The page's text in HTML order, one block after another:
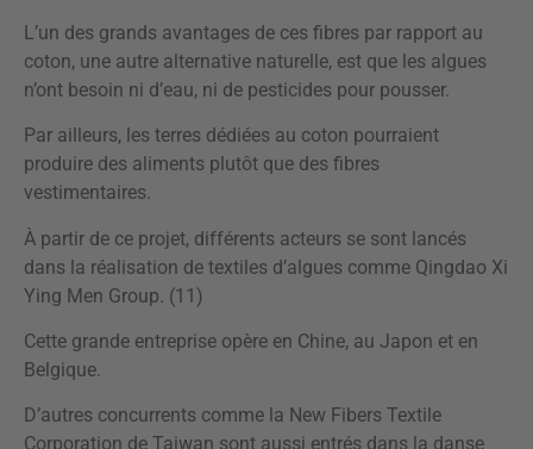
L’un des grands avantages de ces fibres par rapport au
coton, une autre alternative naturelle, est que les algues
n’ont besoin ni d’eau, ni de pesticides pour pousser.
Par ailleurs, les terres dédiées au coton pourraient
produire des aliments plutôt que des fibres
vestimentaires.
À partir de ce projet, différents acteurs se sont lancés
dans la réalisation de textiles d’algues comme Qingdao Xi
Ying Men Group. (11)
Cette grande entreprise opère en Chine, au Japon et en
Belgique.
D’autres concurrents comme la New Fibers Textile
Corporation de Taiwan sont aussi entrés dans la danse